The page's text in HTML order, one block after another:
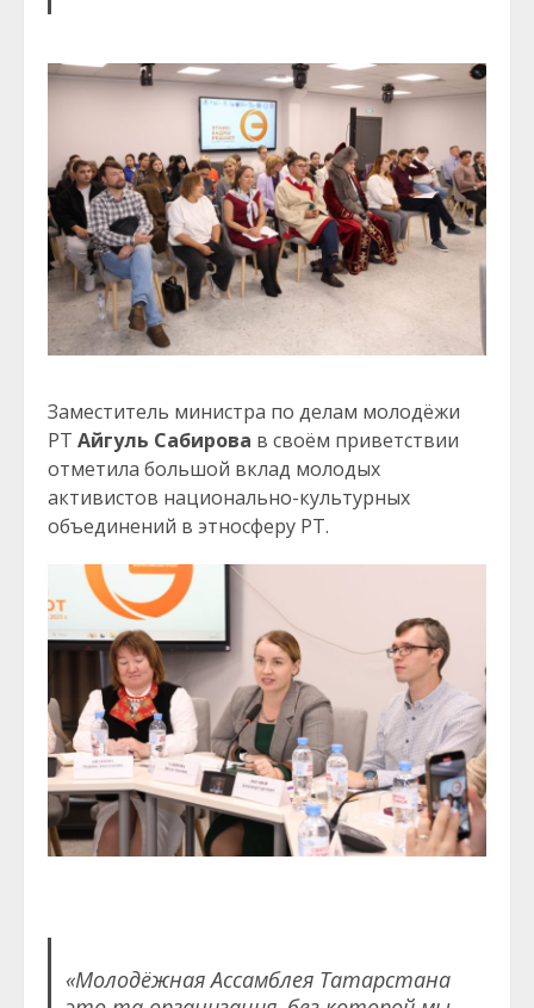
Заместитель министра по делам молодёжи
РТ Айгуль Сабирова в своём приветствии
отметила большой вклад молодых
активистов национально-культурных
объединений в этносферу РТ.
«Молодёжная Ассамблея Татарстана